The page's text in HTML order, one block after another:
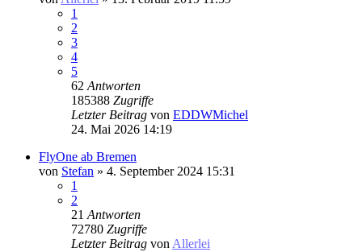
1
2
3
4
5
62 Antworten
185388 Zugriffe
Letzter Beitrag von EDDWMichel
24. Mai 2026 14:19
FlyOne ab Bremen
von Stefan » 4. September 2024 15:31
1
2
21 Antworten
72780 Zugriffe
Letzter Beitrag von Allerlei